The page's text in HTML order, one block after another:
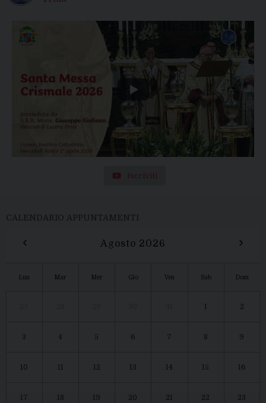
Iscriviti
CALENDARIO APPUNTAMENTI
‹ Agosto 2026 ›
Lun Mar Mer Gio Ven Sab Dom
2
3 4 5 6 7 8 9
10 12 13 14 15 16
17 18 19 20 21 22 23